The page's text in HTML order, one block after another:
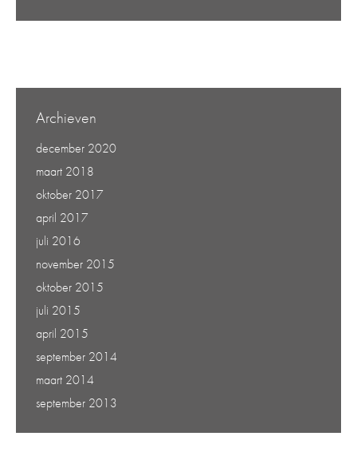
Archieven
december 2020
maart 2018
oktober 2017
april 2017
juli 2016
november 2015
oktober 2015
juli 2015
april 2015
september 2014
maart 2014
september 2013